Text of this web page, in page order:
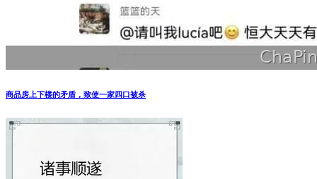
商品房上下楼的矛盾，致使一家四口被杀